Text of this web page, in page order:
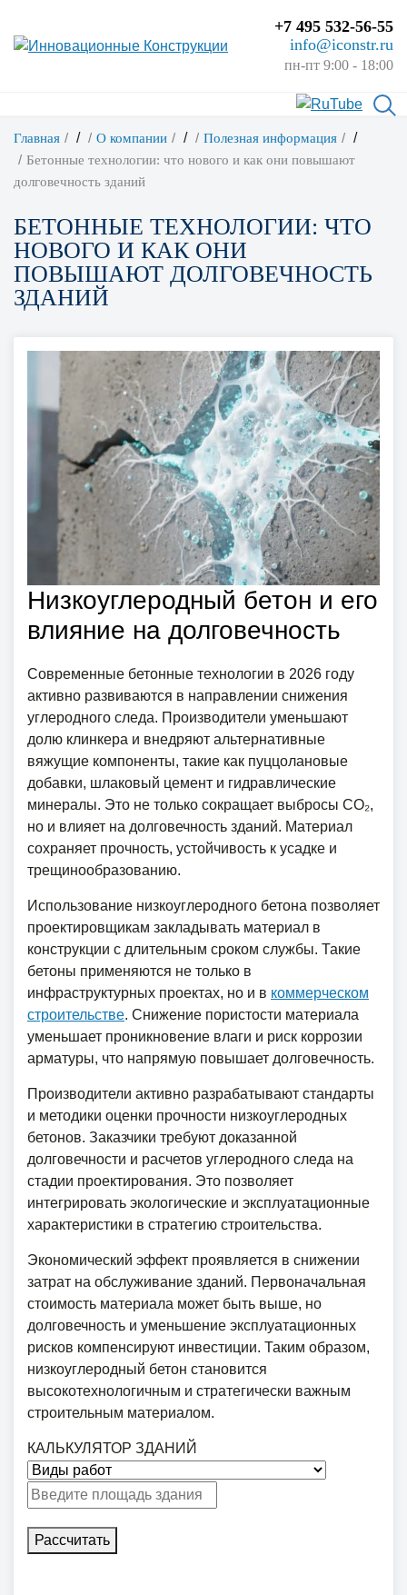
+7 495 532-56-55
info@iconstr.ru
пн-пт 9:00 - 18:00
Главная / О компании / Полезная информация /
Бетонные технологии: что нового и как они повышают
долговечность зданий
БЕТОННЫЕ ТЕХНОЛОГИИ: ЧТО
НОВОГО И КАК ОНИ
ПОВЫШАЮТ ДОЛГОВЕЧНОСТЬ
ЗДАНИЙ
Низкоуглеродный бетон и его
влияние на долговечность
Современные бетонные технологии в 2026 году
активно развиваются в направлении снижения
углеродного следа. Производители уменьшают
долю клинкера и внедряют альтернативные
вяжущие компоненты, такие как пуццолановые
добавки, шлаковый цемент и гидравлические
минералы. Это не только сокращает выбросы CO₂,
но и влияет на долговечность зданий. Материал
сохраняет прочность, устойчивость к усадке и
трещинообразованию.
Использование низкоуглеродного бетона позволяет
проектировщикам закладывать материал в
конструкции с длительным сроком службы. Такие
бетоны применяются не только в
инфраструктурных проектах, но и в коммерческом
строительстве. Снижение пористости материала
уменьшает проникновение влаги и риск коррозии
арматуры, что напрямую повышает долговечность.
Производители активно разрабатывают стандарты
и методики оценки прочности низкоуглеродных
бетонов. Заказчики требуют доказанной
долговечности и расчетов углеродного следа на
стадии проектирования. Это позволяет
интегрировать экологические и эксплуатационные
характеристики в стратегию строительства.
Экономический эффект проявляется в снижении
затрат на обслуживание зданий. Первоначальная
стоимость материала может быть выше, но
долговечность и уменьшение эксплуатационных
рисков компенсируют инвестиции. Таким образом,
низкоуглеродный бетон становится
высокотехнологичным и стратегически важным
строительным материалом.
КАЛЬКУЛЯТОР ЗДАНИЙ
Рассчитать